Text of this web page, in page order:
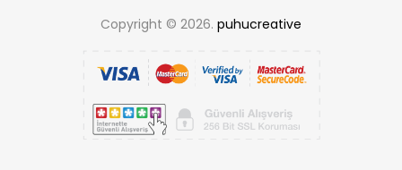
Copyright © 2026. puhucreative